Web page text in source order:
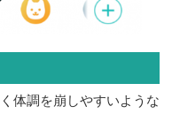
体調を崩しやすいような